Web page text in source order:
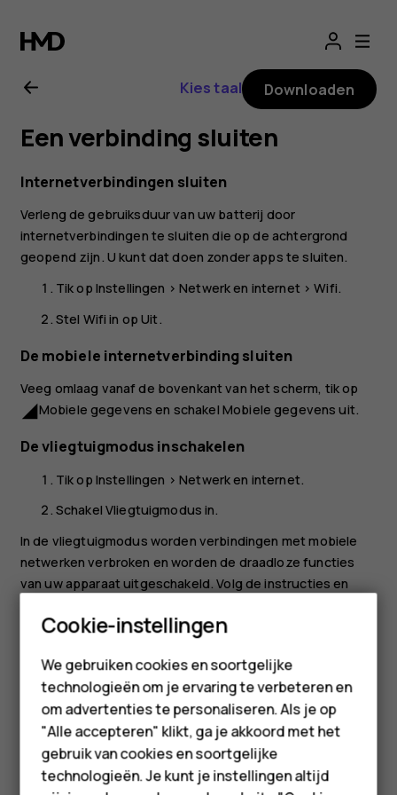
voor
Nokia
2.1
Smartphones
Feature phones
Accessoires
HMD Terra M
Voor bedrijven
Kies taal Downloaden
Een verbinding sluiten
Internetverbindingen sluiten
Verleng de gebruiksduur van uw batterij door
internetverbindingen te sluiten die op de achtergrond
geopend zijn. U kunt dat doen zonder apps te sluiten.
Tik op Instellingen >Netwerk en internet >Wifi.
Stel Wifi in opUit .
De mobiele internetverbinding sluiten
Veeg omlaag vanaf de bovenkant van het scherm, tik op
network_cellMobiele gegevens en schakel Mobiele gegevens uit.
De vliegtuigmodus inschakelen
Tik op Instellingen >Netwerk en internet.
SchakelVliegtuigmodus in.
In de vliegtuigmodus worden verbindingen met mobiele
netwerken verbroken en worden de draadloze functies
van uw apparaat uitgeschakeld. Volg de instructies en
luchtvaartmaatschappij en alle toepasselijke wet- en
maken met een Wifi-netwerk om bijvoorbeeld op internet
te surfen, of kunt u in de vliegtuigmodus delen via
Bluetooth inschakelen.
Cookie-instellingen
We gebruiken cookies en soortgelijke
technologieën om je ervaring te verbeteren en
om advertenties te personaliseren. Als je op
"Alle accepteren" klikt, ga je akkoord met het
gebruik van cookies en soortgelijke
technologieën. Je kunt je instellingen altijd